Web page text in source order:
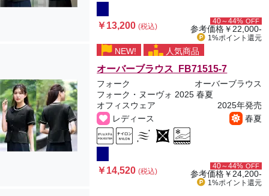
￥13,200(税込)
40～44% OFF
参考価格￥22,000-
1%ポイント 還元
NEW! 人気商品
オーバーブラウス FB71515-7
フォーク
オーバーブラウス
フォーク・ヌーヴォ 2025 春夏
オフィスウェア
2025年発売
レディース
春夏
￥14,520(税込)
40～44% OFF
参考価格￥24,200-
1%ポイント 還元